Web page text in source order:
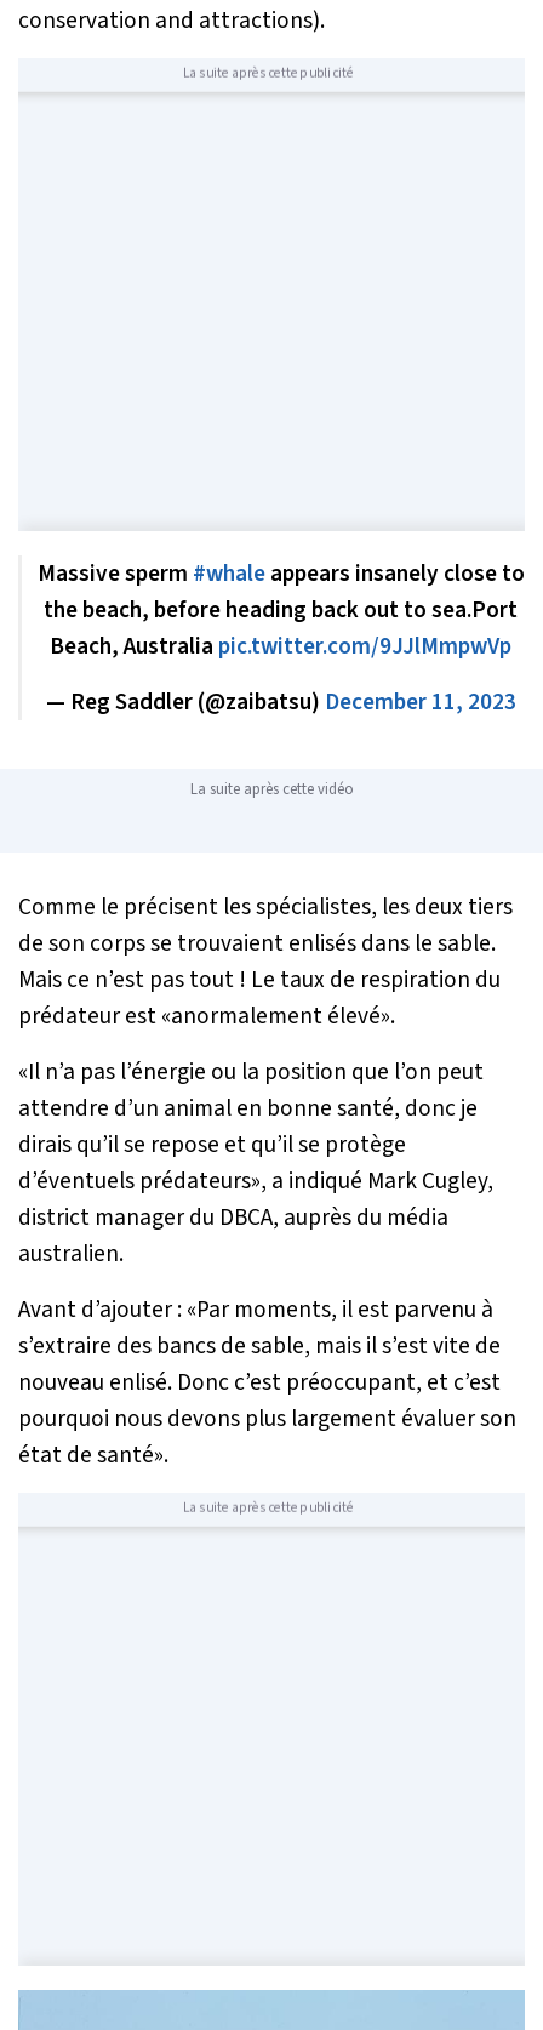
conservation and attractions).
La suite après cette publicité
Massive sperm #whaleappears insanely close to
the beach, before heading back out to sea.Port
Beach, Australia pic.twitter.com/9JJlMmpwVp
— Reg Saddler (@zaibatsu) December 11, 2023
La suite après cette vidéo
Comme le précisent les spécialistes, les deux tiers
de son corps se trouvaient enlisés dans le sable.
Mais ce n’est pas tout ! Le taux de respiration du
prédateur est «anormalement élevé».
«Il n’a pas l’énergie ou la position que l’on peut
attendre d’un animal en bonne santé, donc je
dirais qu’il se repose et qu’il se protège
d’éventuels prédateurs», a indiqué Mark Cugley,
district manager du DBCA, auprès du média
australien.
Avant d’ajouter : «Par moments, il est parvenu à
s’extraire des bancs de sable, mais il s’est vite de
nouveau enlisé. Donc c’est préoccupant, et c’est
pourquoi nous devons plus largement évaluer son
état de santé».
La suite après cette publicité